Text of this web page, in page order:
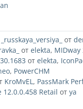
от
от elekta, MIDway
от elekta,
, PowerCHM
KroMvEL, PassMark
12.0.0.458 Retail от ya